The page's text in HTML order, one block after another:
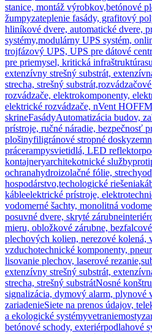
stanice, montáž výrobkov,betónové
žumpyzateplenie fasády, grafitový
hliníkové dvere, automatické dvere,
systémy,modulárny UPS systém,
trojfázový UPS, UPS pre dátové
pre priemysel, kritická infraštruktúra
extenzívny strešný substrát,
strecha, strešný substrát,
rozvádzače, elektrokomponenty,
elektrické rozvádzače, nVent
skrineFasádyAutomatizácia budov,
prístroje, ručné náradie, bezpečnosť
plošinyfiligránové stropné dosky
prácerampysvietidlá, LED reflektor
kontajneryarchitekotnické služby
ochranahydroizolačné fólie, strechy
hospodárstvo,techologické riešenia
kábleelektrické prístroje,
vodomerné šachty, monolitná
posuvné dvere, skryté zárubne
mieru, obložkové zárubne,
plechových kolien, nerezové kolená,
vzduchotechnické komponenty,
lisovanie plechov, laserové rezanie,
extenzívny strešný substrát,
strecha, strešný substrátNosné
signalizácia, dymový alarm, plynové
zariadenieSiete na prenos údajov,
a ekologické systémyvetraniemosty
betónové schody, exteriérpodlahové